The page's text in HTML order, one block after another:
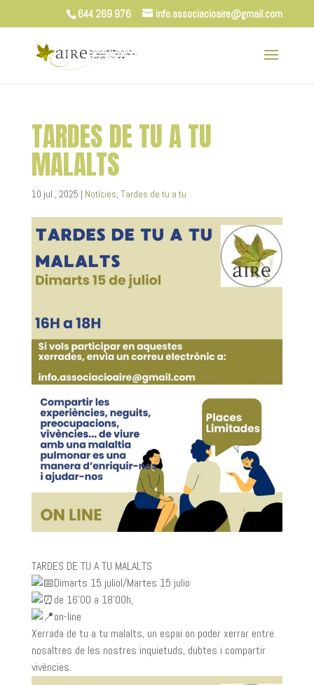
644 269 976 info.associacioaire@gmail.com
TARDES DE TU A TU
MALALTS
10 jul., 2025 | Notícies, Tardes de tu a tu
TARDES DE TU A TU MALALTS
Dimarts 15 juliol/Martes 15 julio
de 16’00 a 18’00h,
on-line
Xerrada de tu a tu malalts, un espai on poder xerrar entre
nosaltres de les nostres inquietuds, dubtes i compartir
vivències.